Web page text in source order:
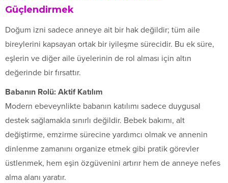
Güçlendirmek
Doğum izni sadece anneye ait bir hak değildir; tüm aile
bireylerini kapsayan ortak bir iyileşme sürecidir. Bu ek süre,
eşlerin ve diğer aile üyelerinin de rol alması için altın
değerinde bir fırsattır.
Babanın Rolü: Aktif Katılım
Modern ebeveynlikte babanın katılımı sadece duygusal
destek sağlamakla sınırlı değildir. Bebek bakımı, alt
değiştirme, emzirme sürecine yardımcı olmak ve annenin
dinlenme zamanını organize etmek gibi pratik görevler
üstlenmek, hem eşin özgüvenini artırır hem de anneye nefes
alma alanı yaratır.